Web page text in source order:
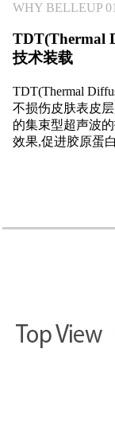
WHY BELLEUP 01
TDT(Thermal
技术装载
TDT(Thermal
不损伤皮肤表皮
的集束型超声波
效果,促进胶原蛋